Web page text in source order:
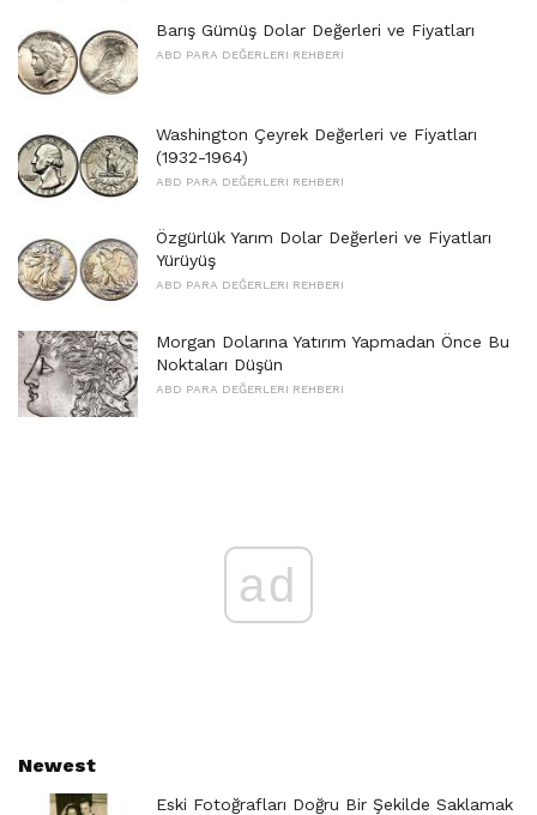
Barış Gümüş Dolar Değerleri ve Fiyatları
ABD PARA DEĞERLERI REHBERI
Washington Çeyrek Değerleri ve Fiyatları
(1932-1964)
ABD PARA DEĞERLERI REHBERI
Özgürlük Yarım Dolar Değerleri ve Fiyatları
Yürüyüş
ABD PARA DEĞERLERI REHBERI
Morgan Dolarına Yatırım Yapmadan Önce Bu
Noktaları Düşün
ABD PARA DEĞERLERI REHBERI
ad
Newest
Eski Fotoğrafları Doğru Bir Şekilde Saklamak